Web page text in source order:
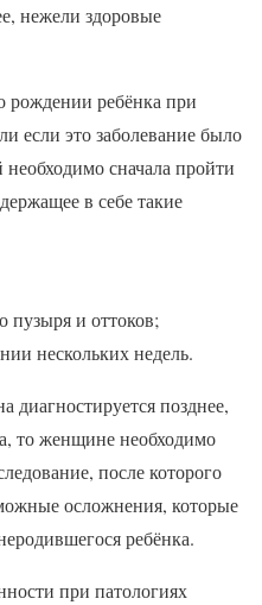
нежели здоровые
рождении ребёнка при
если это заболевание было
сначала пройти
в себе такие
пузыря и оттоков;
нескольких недель.
диагностируется позднее,
то женщине необходимо
после которого
осложнения, которые
ребёнка.
при патологиях